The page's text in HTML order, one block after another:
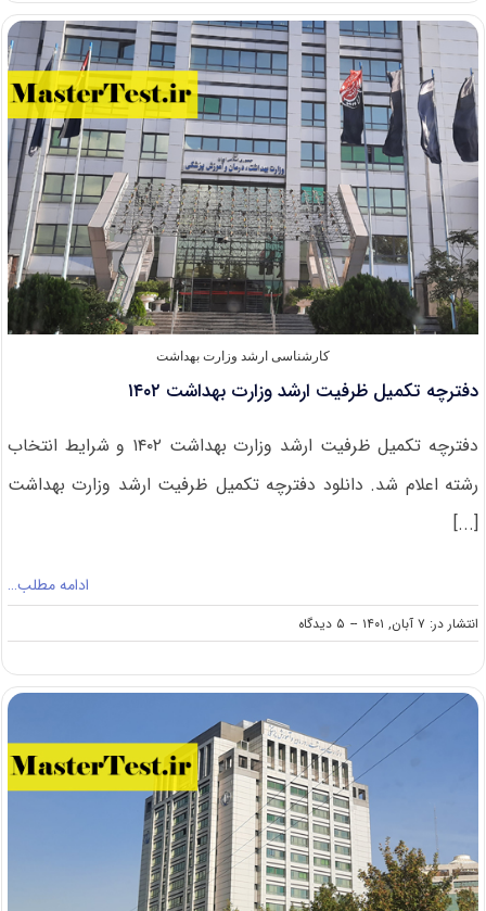
نامه
جدید
تسهیلات
استعداد
درخشان
وزارت
بهداشت
برای
پذیرش
در
مقطع
بالاتر
کارشناسی ارشد وزارت بهداشت
دفترچه تکمیل ظرفیت ارشد وزارت بهداشت ‍۱۴۰۲
دفترچه تکمیل ظرفیت ارشد وزارت بهداشت ‍۱۴۰۲ و شرایط انتخاب
رشته اعلام شد. دانلود دفترچه تکمیل ظرفیت ارشد وزارت بهداشت
[...]
ادامه مطلب…
انتشار در: ۷ آبان, ۱۴۰۱ -- ۵ دیدگاه
on
دفترچه
ظرفیت
وزارت
بهداشت
‍۱۴۰۲